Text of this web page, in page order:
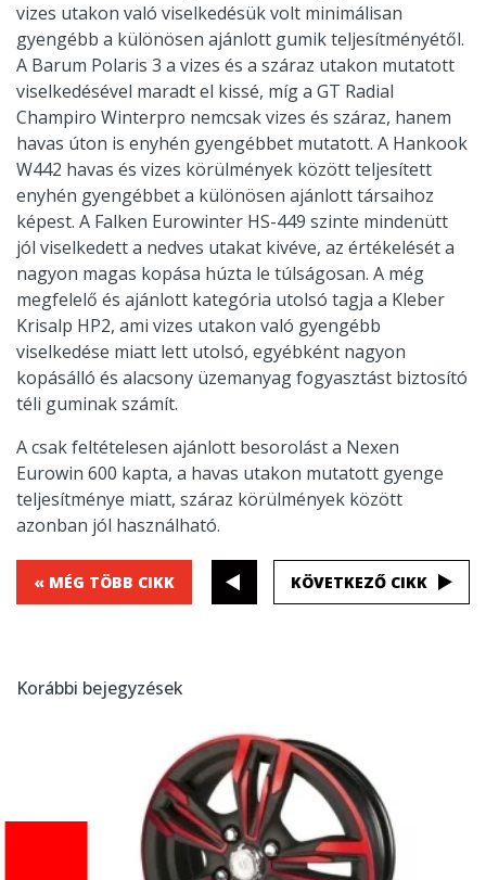
vizes utakon való viselkedésük volt minimálisan
gyengébb a különösen ajánlott gumik teljesítményétől.
A Barum Polaris 3 a vizes és a száraz utakon mutatott
viselkedésével maradt el kissé, míg a GT Radial
Champiro Winterpro nemcsak vizes és száraz, hanem
havas úton is enyhén gyengébbet mutatott. A Hankook
W442 havas és vizes körülmények között teljesített
enyhén gyengébbet a különösen ajánlott társaihoz
képest. A Falken Eurowinter HS-449 szinte mindenütt
jól viselkedett a nedves utakat kivéve, az értékelését a
nagyon magas kopása húzta le túlságosan. A még
megfelelő és ajánlott kategória utolsó tagja a Kleber
Krisalp HP2, ami vizes utakon való gyengébb
viselkedése miatt lett utolsó, egyébként nagyon
kopásálló és alacsony üzemanyag fogyasztást biztosító
téli guminak számít.
A csak feltételesen ajánlott besorolást a Nexen
Eurowin 600 kapta, a havas utakon mutatott gyenge
teljesítménye miatt, száraz körülmények között
azonban jól használható.
« MÉG TÖBB CIKK KÖVETKEZŐ CIKK
Korábbi bejegyzések